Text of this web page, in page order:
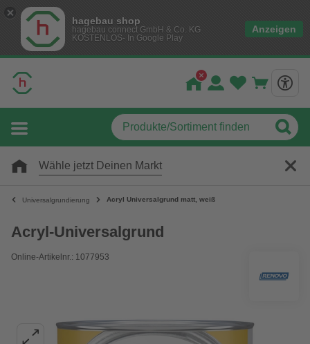
hagebau shop
hagebau connect GmbH & Co. KG
KOSTENLOS- In Google Play
Anzeigen
Wähle jetzt Deinen Markt
Universalgrundierung Acryl Universalgrund matt, weiß
Acryl-Universalgrund
Online-Artikelnr.: 1077953